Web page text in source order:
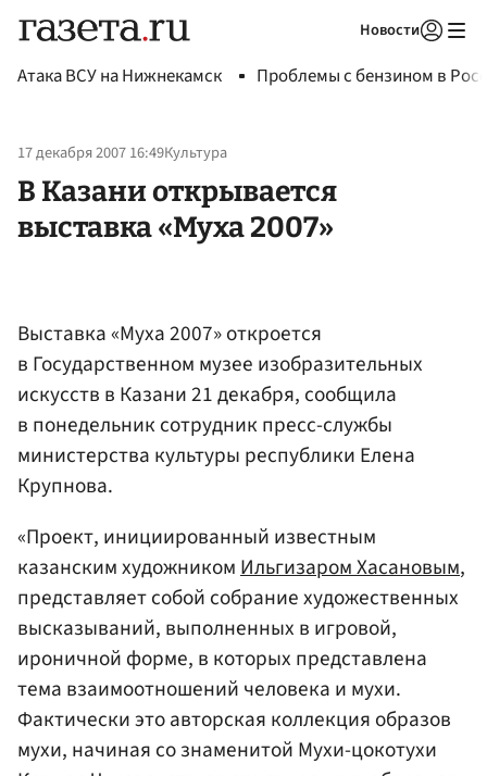
Новости
Атака ВСУ на Нижнекамск Проблемы с бензином в
17 декабря 2007 16:49Культура
В Казани открывается
выставка «Муха 2007»
Выставка «Муха 2007» откроется
в Государственном музее изобразительных
искусств в Казани 21 декабря, сообщила
в понедельник сотрудник пресс-службы
министерства культуры республики Елена
Крупнова.
«Проект, инициированный известным
казанским художникомИльгизаром Хасановым,
представляет собой собрание художественных
высказываний, выполненных в игровой,
ироничной форме, в которых представлена
тема взаимоотношений человека и мухи.
Фактически это авторская коллекция образов
мухи, начиная со знаменитой Мухи-цокотухи